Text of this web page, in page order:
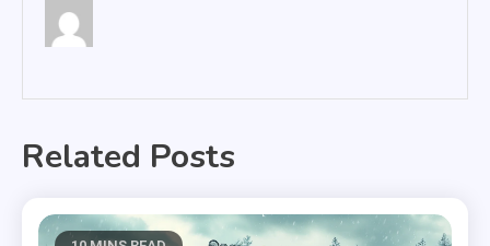
Related Posts